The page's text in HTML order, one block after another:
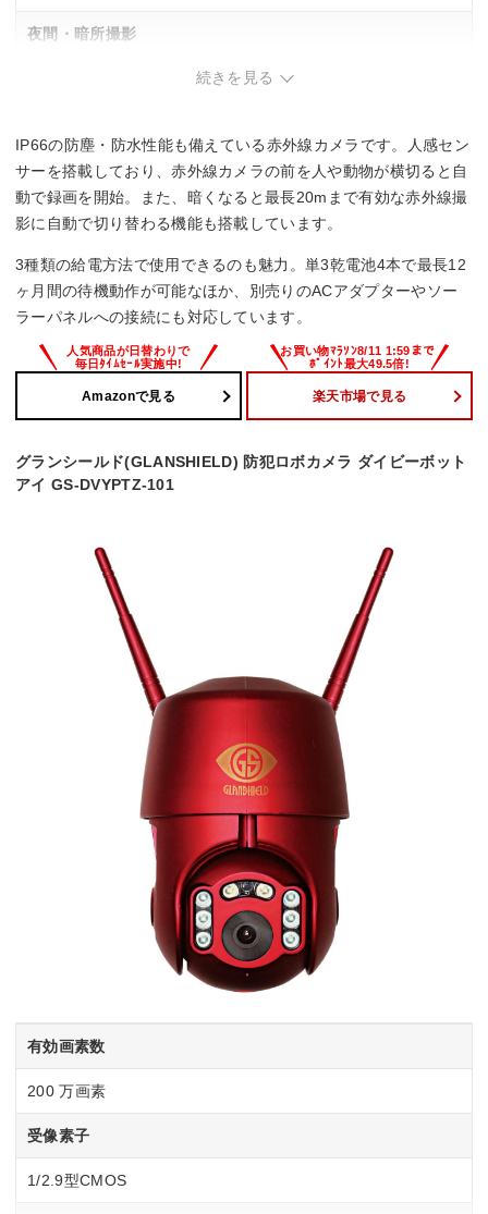
夜間・暗所撮影
IP66
人感センサー
◯
幅x高さx奥行
ー
続きを見る
IP66の防塵・防水性能も備えている赤外線カメラです。人感セン
サーを搭載しており、赤外線カメラの前を人や動物が横切ると自
動で録画を開始。また、暗くなると最長20mまで有効な赤外線撮
影に自動で切り替わる機能も搭載しています。
3種類の給電方法で使用できるのも魅力。単3乾電池4本で最長12
ヶ月間の待機動作が可能なほか、別売りのACアダプターやソー
ラーパネルへの接続にも対応しています。
Amazonで見る 楽天市場で見る
グランシールド(GLANSHIELD) 防犯ロボカメラ ダイビーボット
アイ GS-DVYPTZ-101
有効画素数
200 万画素
受像素子
1/2.9型CMOS